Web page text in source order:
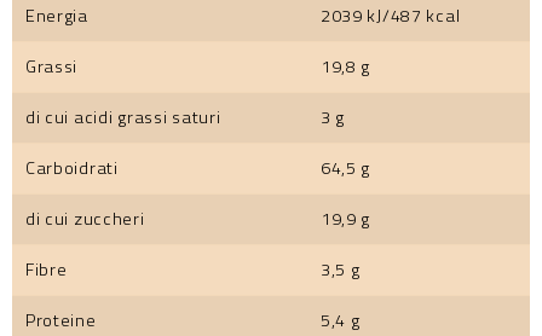
Energia
2039 kJ/487 kcal
Grassi
19,8 g
di cui acidi grassi saturi
3 g
Carboidrati
64,5 g
di cui zuccheri
19,9 g
Fibre
3,5 g
Proteine
5,4 g